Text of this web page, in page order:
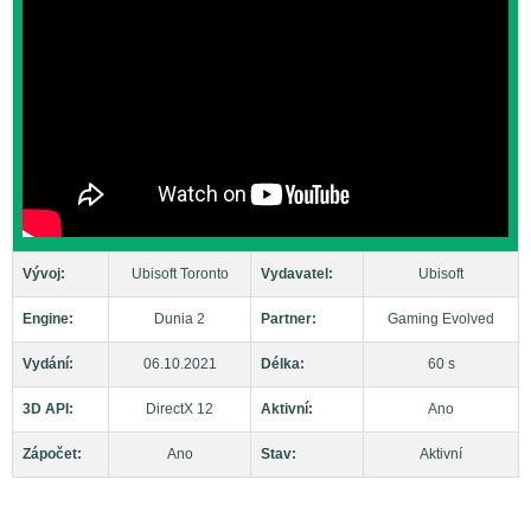
Vývoj: Ubisoft Toronto Vydavatel: Ubisoft
Engine: Dunia 2 Partner: Gaming Evolved
Vydání: 06.10.2021 Délka: 60 s
3D API: DirectX 12 Aktivní: Ano
Zápočet: Ano Stav: Aktivní